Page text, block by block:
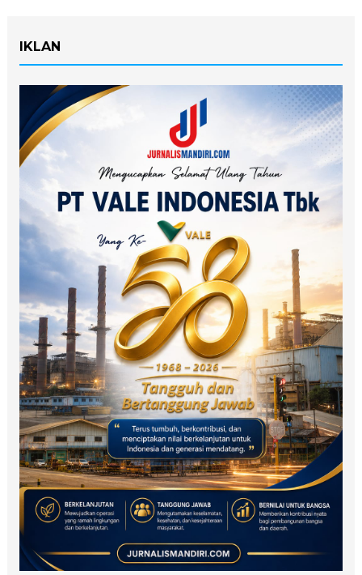
IKLAN